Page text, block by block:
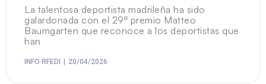
La talentosa deportista madrileña ha sido
galardonada con el 29º premio Matteo
Baumgarten que reconoce a los deportistas que
han
INFO RFEDI 20/04/2026